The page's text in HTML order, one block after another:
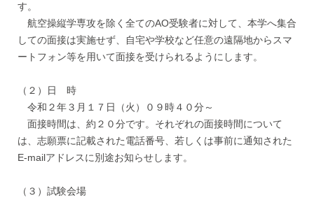
す。
航空操縦学専攻を除く全てのAO受験者に対して、本学へ集合
しての面接は実施せず、自宅や学校など任意の遠隔地からスマ
ートフォン等を用いて面接を受けられるようにします。
（２）日 時
令和２年３月１７日（火）０９時４０分～
面接時間は、約２０分です。それぞれの面接時間について
は、志願票に記載された電話番号、若しくは事前に通知された
E-mailアドレスに別途お知らせします。
（３）試験会場